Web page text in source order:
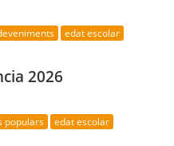
edat escolar
2026
populars
edat escolar